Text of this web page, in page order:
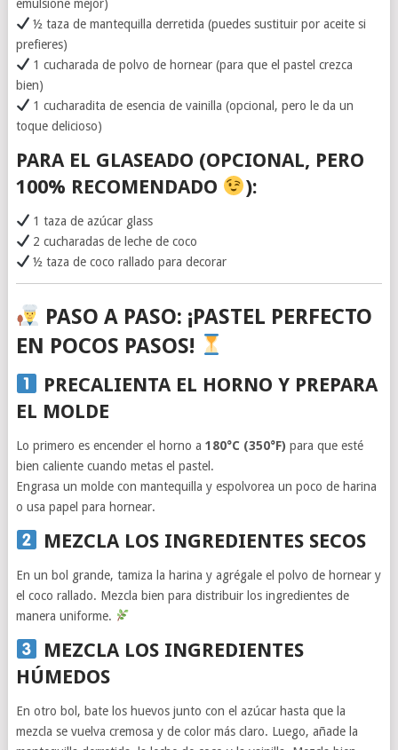
emulsione mejor)
½ taza de mantequilla derretida (puedes sustituir por aceite si
prefieres)
1 cucharada de polvo de hornear (para que el pastel crezca
bien)
1 cucharadita de esencia de vainilla (opcional, pero le da un
toque delicioso)
PARA EL GLASEADO (OPCIONAL, PERO
100% RECOMENDADO
):
1 taza de azúcar glass
2 cucharadas de leche de coco
½ taza de coco rallado para decorar
PASO A PASO: ¡PASTEL PERFECTO
EN POCOS PASOS!
PRECALIENTA EL HORNO Y PREPARA
EL MOLDE
Lo primero es encender el horno a 180°C (350°F) para que esté
bien caliente cuando metas el pastel.
Engrasa un molde con mantequilla y espolvorea un poco de harina
o usa papel para hornear.
MEZCLA LOS INGREDIENTES SECOS
En un bol grande, tamiza la harina y agrégale el polvo de hornear y
el coco rallado. Mezcla bien para distribuir los ingredientes de
manera uniforme.
MEZCLA LOS INGREDIENTES
HÚMEDOS
En otro bol, bate los huevos junto con el azúcar hasta que la
mezcla se vuelva cremosa y de color más claro. Luego, añade la